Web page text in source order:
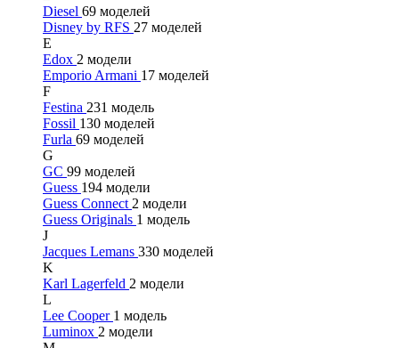
Diesel 69 моделей
Disney by RFS 27 моделей
E
Edox 2 модели
Emporio Armani 17 моделей
F
Festina 231 модель
Fossil 130 моделей
Furla 69 моделей
G
GC 99 моделей
Guess 194 модели
Guess Connect 2 модели
Guess Originals 1 модель
J
Jacques Lemans 330 моделей
K
Karl Lagerfeld 2 модели
L
Lee Cooper 1 модель
Luminox 2 модели